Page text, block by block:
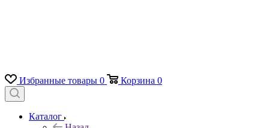
Избранные товары 0 Корзина 0
Каталог